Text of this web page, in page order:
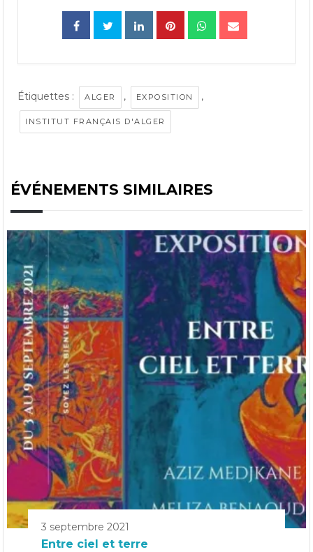
Étiquettes : ALGER , EXPOSITION ,
INSTITUT FRANÇAIS D'ALGER
ÉVÉNEMENTS SIMILAIRES
3 septembre 2021
Entre ciel et terre